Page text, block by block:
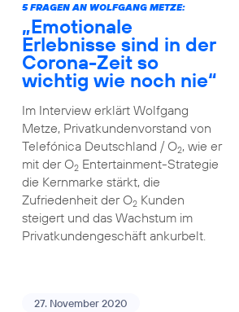
5 FRAGEN AN WOLFGANG METZE:
„Emotionale
Erlebnisse sind in der
Corona-Zeit so
wichtig wie noch nie“
Im Interview erklärt Wolfgang
Metze, Privatkundenvorstand von
Telefónica Deutschland / O2, wie er
mit der O2Entertainment-Strategie
die Kernmarke stärkt, die
Zufriedenheit der O2Kunden
steigert und das Wachstum im
Privatkundengeschäft ankurbelt.
27. November 2020